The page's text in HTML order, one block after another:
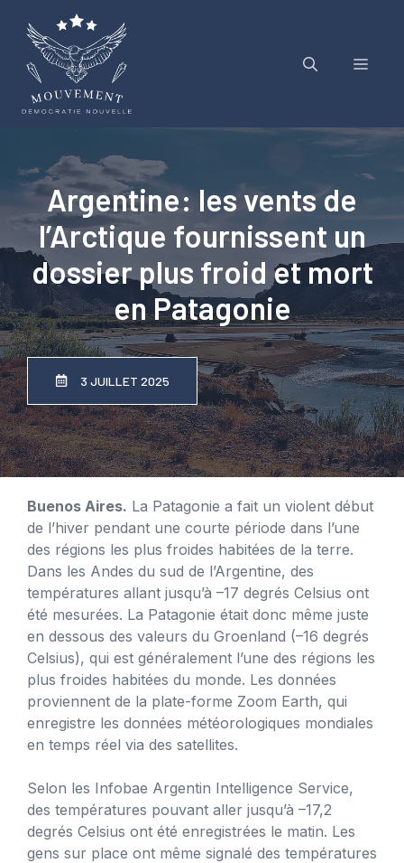
contenu
Menu
Argentine: les vents de
l’Arctique fournissent un
dossier plus froid et mort
en Patagonie
3 JUILLET 2025
Buenos Aires. La Patagonie a fait un violent début
de l’hiver pendant une courte période dans l’une
des régions les plus froides habitées de la terre.
Dans les Andes du sud de l’Argentine, des
températures allant jusqu’à –17 degrés Celsius ont
été mesurées. La Patagonie était donc même juste
en dessous des valeurs du Groenland (–16 degrés
Celsius), qui est généralement l’une des régions les
plus froides habitées du monde. Les données
proviennent de la plate-forme Zoom Earth, qui
enregistre les données météorologiques mondiales
en temps réel via des satellites.
Selon les Infobae Argentin Intelligence Service,
des températures pouvant aller jusqu’à –17,2
degrés Celsius ont été enregistrées le matin. Les
gens sur place ont même signalé des températures